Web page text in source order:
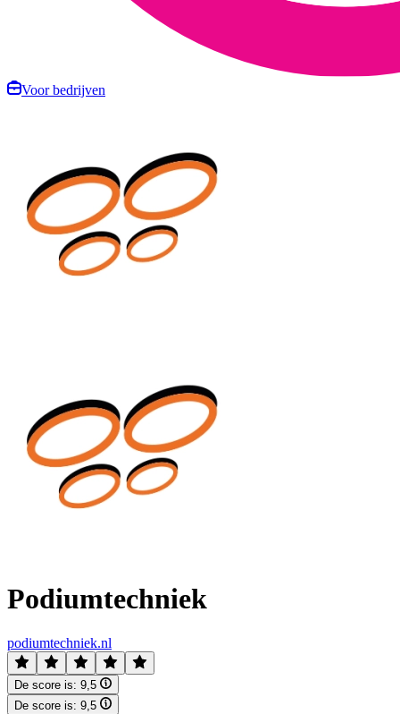
Voor bedrijven
Podiumtechniek
podiumtechniek.nl
De score is: 9,5
De score is: 9,5